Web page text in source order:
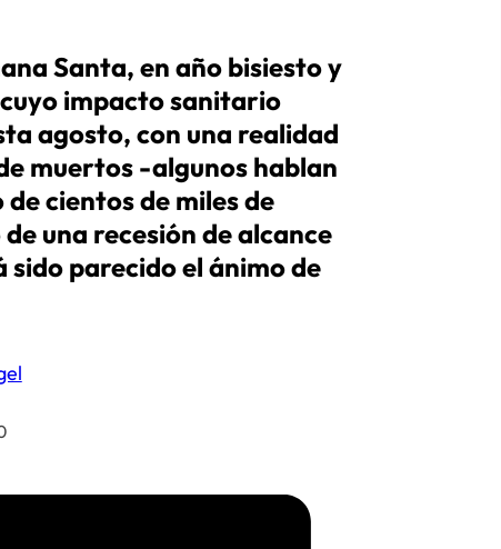
Santa, en año bisiesto y
impacto sanitario
agosto, con una realidad
muertos -algunos hablan
cientos de miles de
una recesión de alcance
parecido el ánimo de